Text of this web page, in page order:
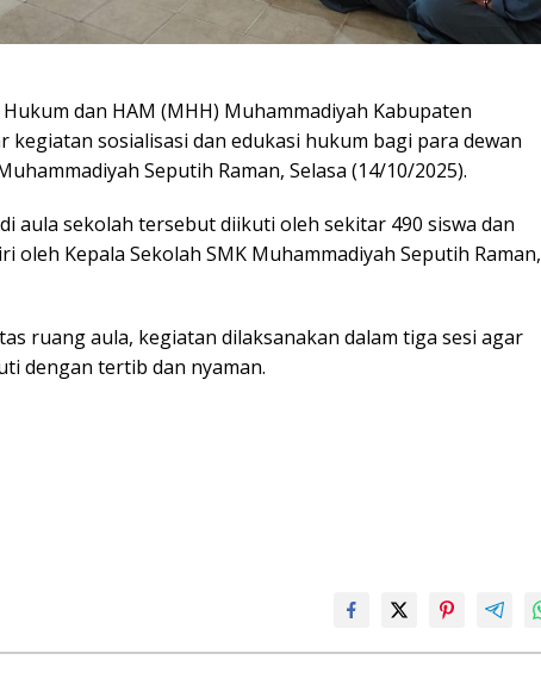
dan HAM (MHH) Muhammadiyah Kabupaten
kegiatan sosialisasi dan edukasi hukum bagi para dewan
Seputih Raman, Selasa (14/10/2025).
aula sekolah tersebut diikuti oleh sekitar 490 siswa dan
Kepala Sekolah SMK Muhammadiyah Seputih Raman,
ruang aula, kegiatan dilaksanakan dalam tiga sesi agar
dengan tertib dan nyaman.